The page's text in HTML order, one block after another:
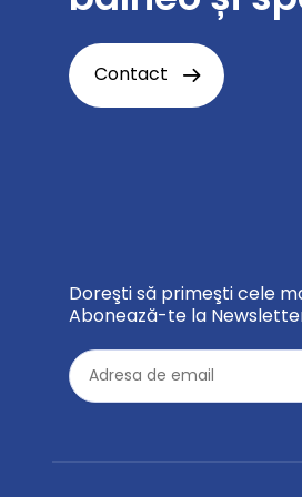
Contact
Doreşti să primeşti cele
Abonează-te la